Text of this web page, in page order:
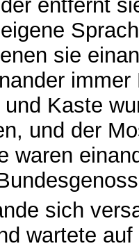
entfernt
sie
Kaste
und der
waren
sich
wartete